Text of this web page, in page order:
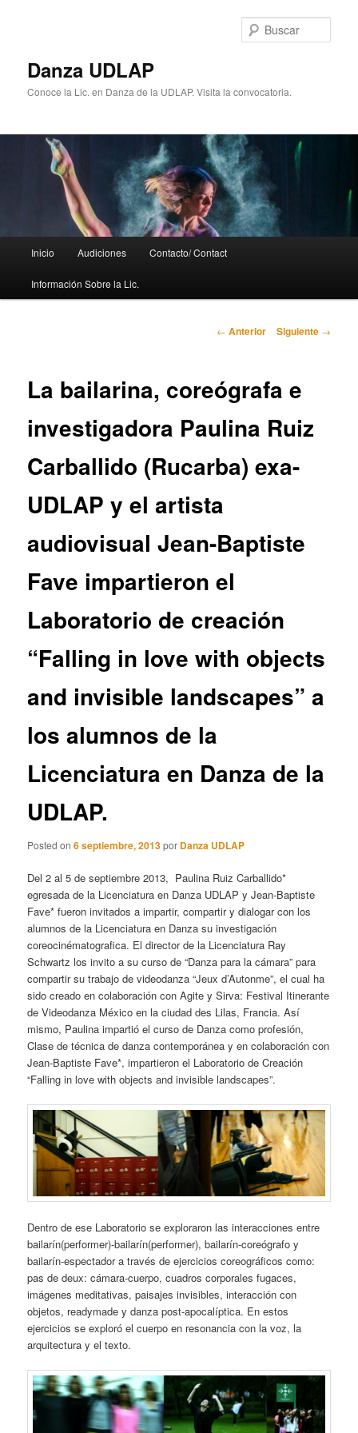
Danza UDLAP
Conoce la Lic. en Danza de la UDLAP. Visita la convocatoria.
Inicio Audiciones Contacto/ Contact
Información Sobre la Lic.
Navegación
← Anterior Siguiente →
La bailarina, coreógrafa e
investigadora Paulina Ruiz
Carballido (Rucarba) exa-
UDLAP y el artista
audiovisual Jean-Baptiste
Fave impartieron el
Laboratorio de creación
“Falling in love with objects
and invisible landscapes” a
los alumnos de la
Licenciatura en Danza de la
UDLAP.
Posted on6 septiembre, 2013por Danza UDLAP
Del 2 al 5 de septiembre 2013, Paulina Ruiz Carballido*
egresada de la Licenciatura en Danza UDLAP y Jean-Baptiste
Fave* fueron invitados a impartir, compartir y dialogar con los
alumnos de la Licenciatura en Danza su investigación
coreocinématografica. El director de la Licenciatura Ray
Schwartz los invito a su curso de “Danza para la cámara” para
compartir su trabajo de videodanza “Jeux d’Autonme”, el cual ha
sido creado en colaboración con Agite y Sirva: Festival Itinerante
de Videodanza México en la ciudad des Lilas, Francia. Así
mismo, Paulina impartió el curso de Danza como profesión,
Clase de técnica de danza contemporánea y en colaboración con
Jean-Baptiste Fave*, impartieron el Laboratorio de Creación
“Falling in love with objects and invisible landscapes”.
Dentro de ese Laboratorio se exploraron las interacciones entre
bailarín(performer)-bailarín(performer), bailarín-coreógrafo y
bailarín-espectador a través de ejercicios coreográficos como:
pas de deux: cámara-cuerpo, cuadros corporales fugaces,
imágenes meditativas, paisajes invisibles, interacción con
objetos, readymade y danza post-apocalíptica. En estos
ejercicios se exploró el cuerpo en resonancia con la voz, la
arquitectura y el texto.